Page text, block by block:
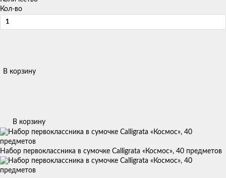
Кол-во
В корзину
В корзину
Набор первоклассника в сумочке Calligrata «Космос», 40 предметов